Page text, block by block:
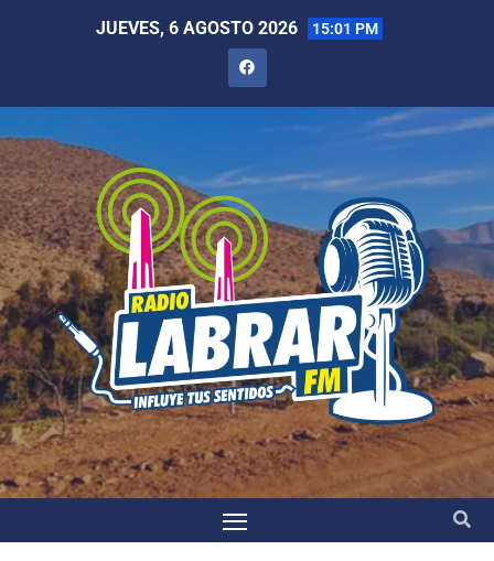
JUEVES, 6 AGOSTO 2026 15:01 PM